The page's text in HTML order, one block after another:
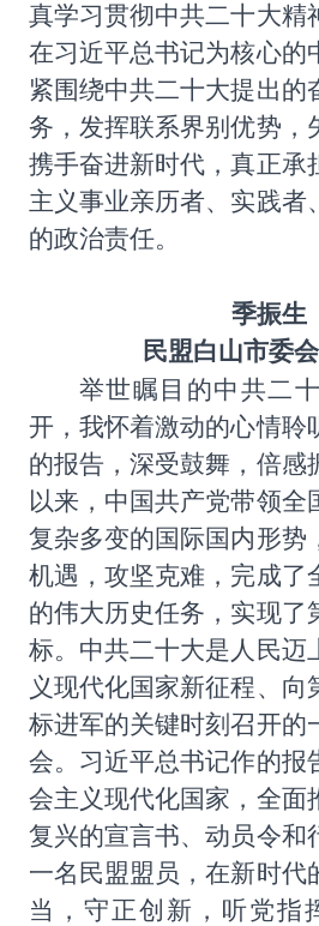
真学习贯彻中共二十大精
在习近平总书记为核心的
紧围绕中共二十大提出的
务，发挥联系界别优势，
携手奋进新时代，真正承
主义事业亲历者、实践者
的政治责任。
季振生
民盟白山市委
举世瞩目的中共二
开，我怀着激动的心情聆
的报告，深受鼓舞，倍感
以来，中国共产党带领全
复杂多变的国际国内形势
机遇，攻坚克难，完成了
的伟大历史任务，实现了
标。中共二十大是人民迈
义现代化国家新征程、向
标进军的关键时刻召开的
会。习近平总书记作的报
会主义现代化国家，全面
复兴的宣言书、动员令和
一名民盟盟员，在新时代
当，守正创新，听党指